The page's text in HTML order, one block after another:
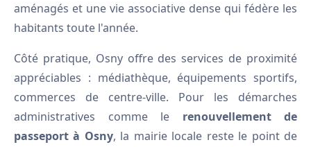
aménagés et une vie associative dense qui fédère les
habitants toute l'année.
Côté pratique, Osny offre des services de proximité
appréciables : médiathèque, équipements sportifs,
commerces de centre-ville. Pour les démarches
administratives comme le renouvellement de
passeport à Osny, la mairie locale reste le point de